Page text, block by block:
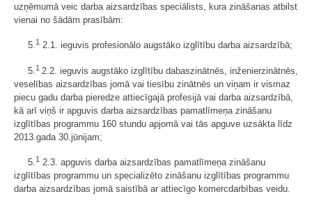
uzņēmumā veic darba aizsardzības speciālists, kura zināšanas atbilst
vienai no šādām prasībām:
5.1 2.1. ieguvis profesionālo augstāko izglītību darba aizsardzībā;
5. 1 2.2. ieguvis augstāko izglītību dabaszinātnēs, inženierzinātnēs,
veselības aizsardzības jomā vai tiesību zinātnēs un viņam ir vismaz
piecu gadu darba pieredze attiecīgajā profesijā vai darba aizsardzībā,
kā arī viņš ir apguvis darba aizsardzības pamatlīmeņa zināšanu
izglītības programmu 160 stundu apjomā vai tās apguve uzsākta līdz
2013.gada 30.jūnijam;
5.1 2.3. apguvis darba aizsardzības pamatlīmeņa zināšanu
izglītības programmu un specializēto zināšanu izglītības programmu
darba aizsardzības jomā saistībā ar attiecīgo komercdarbības veidu.